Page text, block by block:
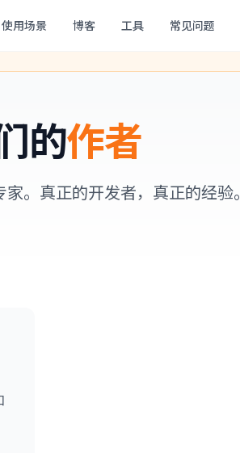
使用场景 博客 工具 常见问题
的作者
。真正的开发者，真正的经验。